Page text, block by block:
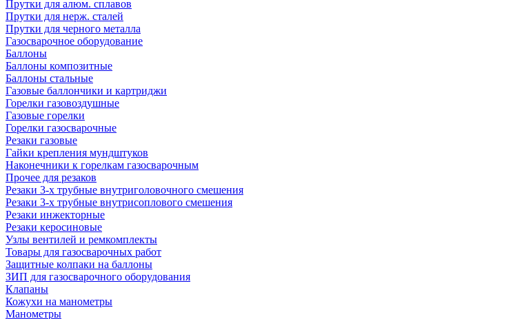
Прутки для алюм. сплавов
Прутки для нерж. сталей
Прутки для черного металла
Газосварочное оборудование
Баллоны
Баллоны композитные
Баллоны стальные
Газовые баллончики и картриджи
Горелки газовоздушные
Газовые горелки
Горелки газосварочные
Резаки газовые
Гайки крепления мундштуков
Наконечники к горелкам газосварочным
Прочее для резаков
Резаки 3-х трубные внутриголовочного смешения
Резаки 3-х трубные внутрисоплового смешения
Резаки инжекторные
Резаки керосиновые
Узлы вентилей и ремкомплекты
Товары для газосварочных работ
Защитные колпаки на баллоны
ЗИП для газосварочного оборудования
Клапаны
Кожухи на манометры
Манометры